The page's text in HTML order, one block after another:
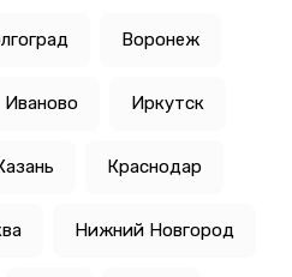
Воронеж
Иваново Иркутск
Краснодар
Нижний Новгород